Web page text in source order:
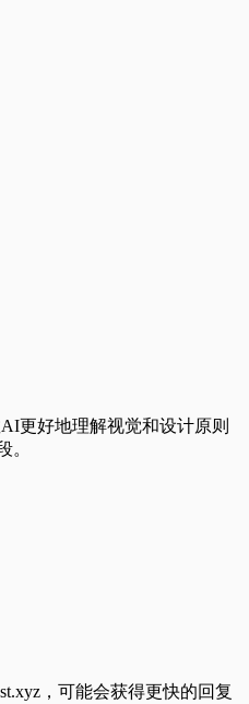
更好地理解视觉和设计原则
。
，可能会获得更快的回复